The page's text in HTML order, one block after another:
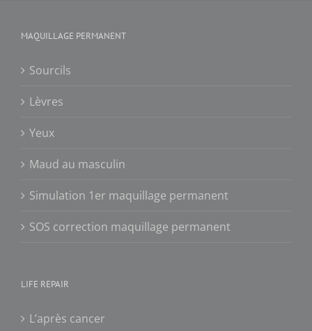
MAQUILLAGE PERMANENT
Sourcils
Lèvres
Yeux
Maud au masculin
Simulation 1er maquillage permanent
SOS correction maquillage permanent
LIFE REPAIR
L’après cancer